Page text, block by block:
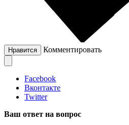
Нравится Комментировать
Facebook
Вконтакте
Twitter
Ваш ответ на вопрос